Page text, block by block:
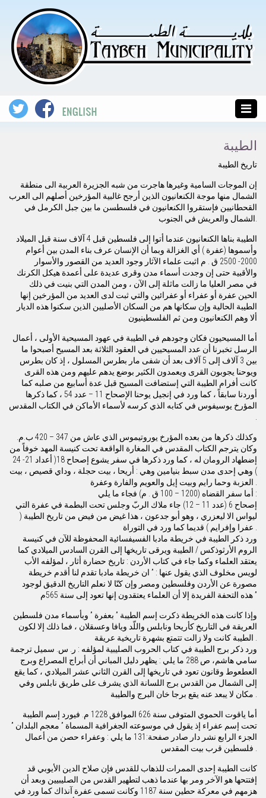
الطيبة
تاريخ الطيبة
إن الموجات السامية وغيرها هاجرت من شبه الجزيرة العربية الى منطقة
الشمال منها موجة الكنعانيون الذين أرجح غالبية المؤرخين أصلهم الى العرب
القحطانيين فإستقروا الكنعانيون في فلسطسن ما بين جبل الكرمل في
الطيبة بناها الكنعانيون عندما أتوا إلى فلسطين قبل 4 آلاف سنة قبل الميلاد
وأسموها (عفرة ) أي الغزالة وبما أن الإنسان عرف بناء المدن بين أعوام
2000- 2500 ق . م اثبت علماء الآثار وجود العديد من القصور والأسوار
والأقبية حتى إن وجدت أسماء مدن وقرى عديدة على أعمدة هيكل الكرنك
في مصر العليا ما زالت ماثلة إلى الآن ، ومن المدن التي بنيت في ذلك
الحين عفرة أو عفراء أو عفرائين والتي ثبت لدى العديد من المؤرخين إنها
الطيبة الحالية وإن سكانها هم من السكان الأصليين الذين سكنوا هذه الديار
ألا وهم الكنعانيون ومن ثم الفلسطينيون
أما المسيحيون فكان وجودهم في الطيبة في عهود المسيحية الأولى ، أعمال
الرسل تخبرنا أن عدد المسيحيين في العقود الثلاثة بعد المسيح أصبحوا ما
بين 3 آلاف إلى 5 آلاف بعد أن شفى مار بطرس المسلول ، إذ كان بطرس
ويوحنا يجوبون القرى ويعمدون الكثير بوضع يدهم عليهم ومن هذه القرى
كانت أفرام الطيبة التي إستضافت المسيح قبل عدة أسابيع من صلبه كما
أوردنا سابقاً ، كما ورد في إنجيل يوحنا الإصحاح 11 – عدد 54 ، كما ذكرها
المؤرخ يوسيفوس في كتابه الذي كرسه لأسماء الأماكن في الكتاب المقدس
وكذلك ذكرها من بعده المؤرخ يوروتيموس الذي عاش من 347 – 420 ب.م.
وكان يترجم الكتاب المقدس في المغارة الواقعة تحت كنيسة المهد خوفاً من
إضطهاد الرومان له ، كما ورد ذكرها في سفر يشوع إصحاح 18( أعداد 21- 24
) وهي إحدى مدن سبط بنيامين وهي : أريحا ، بيت حجلة ، وداي قصيص ، بيت
أما سفر القضاه (1200 – 100 ق . م) فجاء ما يلي :
إصحاح 6 (عدد 11 – 12) جاء ملاك الربّ وجلس تحت البطمة في عفرة التي
ليواس الا ليعزري ، وهو أبو جدعون ، هذا غيض من فيض من تاريخ الطيبة (
ورد ذكر الطيبة في خريطة مادبا الفسيفسائية المحفوظة للآن في كنيسة
الروم الأرثوذكس / الطيبة ويرقى تاريخها إلى القرن السادس الميلادي كما
يعتقد العلماء وكما جاء في كتاب الأردن : تاريخ حضارة أثار ، لمؤلفه الأب
لويس مخلوف الذي يقول عنها : ” ان خريطة مادبا تقدم لنا أقدم خريطة
مصورة عن الأردن وفلسطين ومصر وإن كنّا لا نعلم التاريخ الدقيق لوجود
هذه التحفة الفريدة إلا أن العلماء يعتقدون إنها تعود إلى سنة 565م ”
وإذا كانت هذه الخريطة ذكرت إسم الطيبة ” بعفرة ” وبأسماء مدن فلسطين
العريقة في التاريخ كأريحا ونابلس واللّد ويافا وعسقلان ، فما ذلك إلا لكون
ورد ذكر برج الطيبة في كتاب الحروب الصليبية لمؤلفه : ر. س. سميل ترجمة
سامي هاشم، ص 288 ما يلي : يظهر دليل المباني أن أبراج المصراع وبرج
العطعوط وقانون تعود في تاريخها إلى القرن الثاني عشر الميلادي ، كما يقع
إلى الشمال من القدس برج اللسانة الذي يشرف على طريق نابلس وفي
أما ياقوت الحموي المتوفى سنة 626 الموافق 1228 م. فيورد إسم الطيبة
تحت إسم عفراء إذ يقول في موسوعته الجغرافية المسماة ” معجم البلدان ”
الجزء الرابع نشر دار صادر صفحة:131 ما يلي : وعفراء حصن من أعمال
كانت الطيبة إحدى الممرات للذهاب للقدس فإن صلاح الدين الأيوبي قد
إفتتحها هو الآخر ومر بها عندما ذهب لتطهير القدس من الصليبيين وبعد أن
هزمهم في معركة حطين سنة 1187 وكانت تسمى عفرة آنذاك كما ورد في